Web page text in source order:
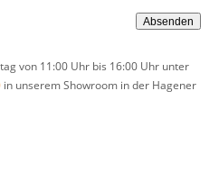
von 11:00 Uhr bis 16:00 Uhr unter
in unserem Showroom in der Hagener